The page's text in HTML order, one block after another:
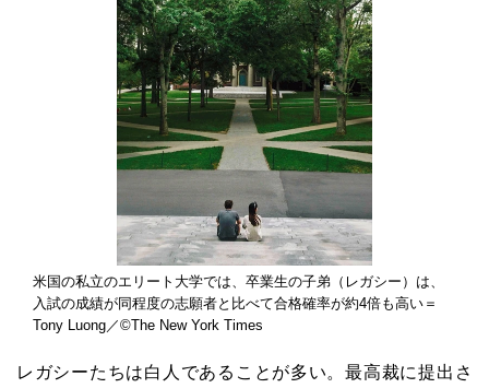
米国の私立のエリート大学では、卒業生の子弟（レガシー）は、
入試の成績が同程度の志願者と比べて合格確率が約4倍も高い＝
Tony Luong／©The New York Times
レガシーたちは白人であることが多い。最高裁に提出さ